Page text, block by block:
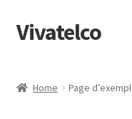
Aller
à
navigation
Aller
au
Vivatelco
Home Page